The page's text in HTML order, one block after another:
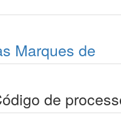
Marques de
de